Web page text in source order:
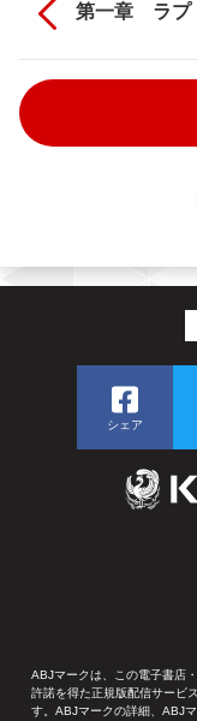
第一章 ラプ
シェア
ABJマークは、この電子書店
許諾を得た正規版配信サービ
す。ABJマークの詳細、ABJ